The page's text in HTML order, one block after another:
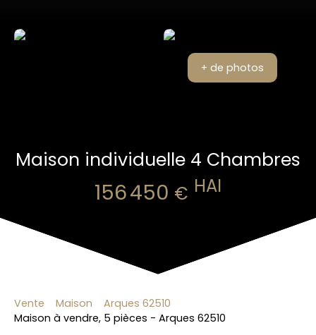
+ de photos
Maison individuelle 4 Chambres
156 450 € HAI
Vente Maison
Arques 62510
Maison à vendre, 5 pièces - Arques 62510